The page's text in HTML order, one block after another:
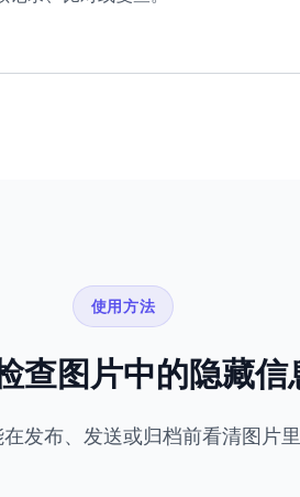
使用方法
查图片中的隐藏信
发布、发送或归档前看清图片里